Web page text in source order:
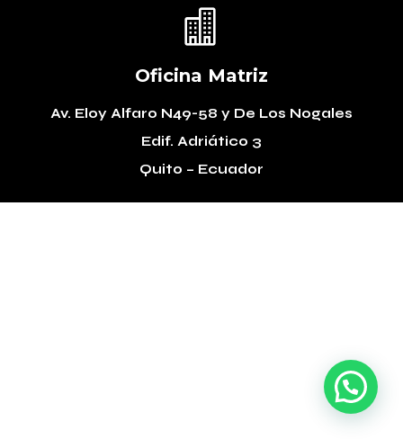

Oficina Matriz
Av. Eloy Alfaro N49-58 y De Los Nogales
Edif. Adriático 3
Quito – Ecuador